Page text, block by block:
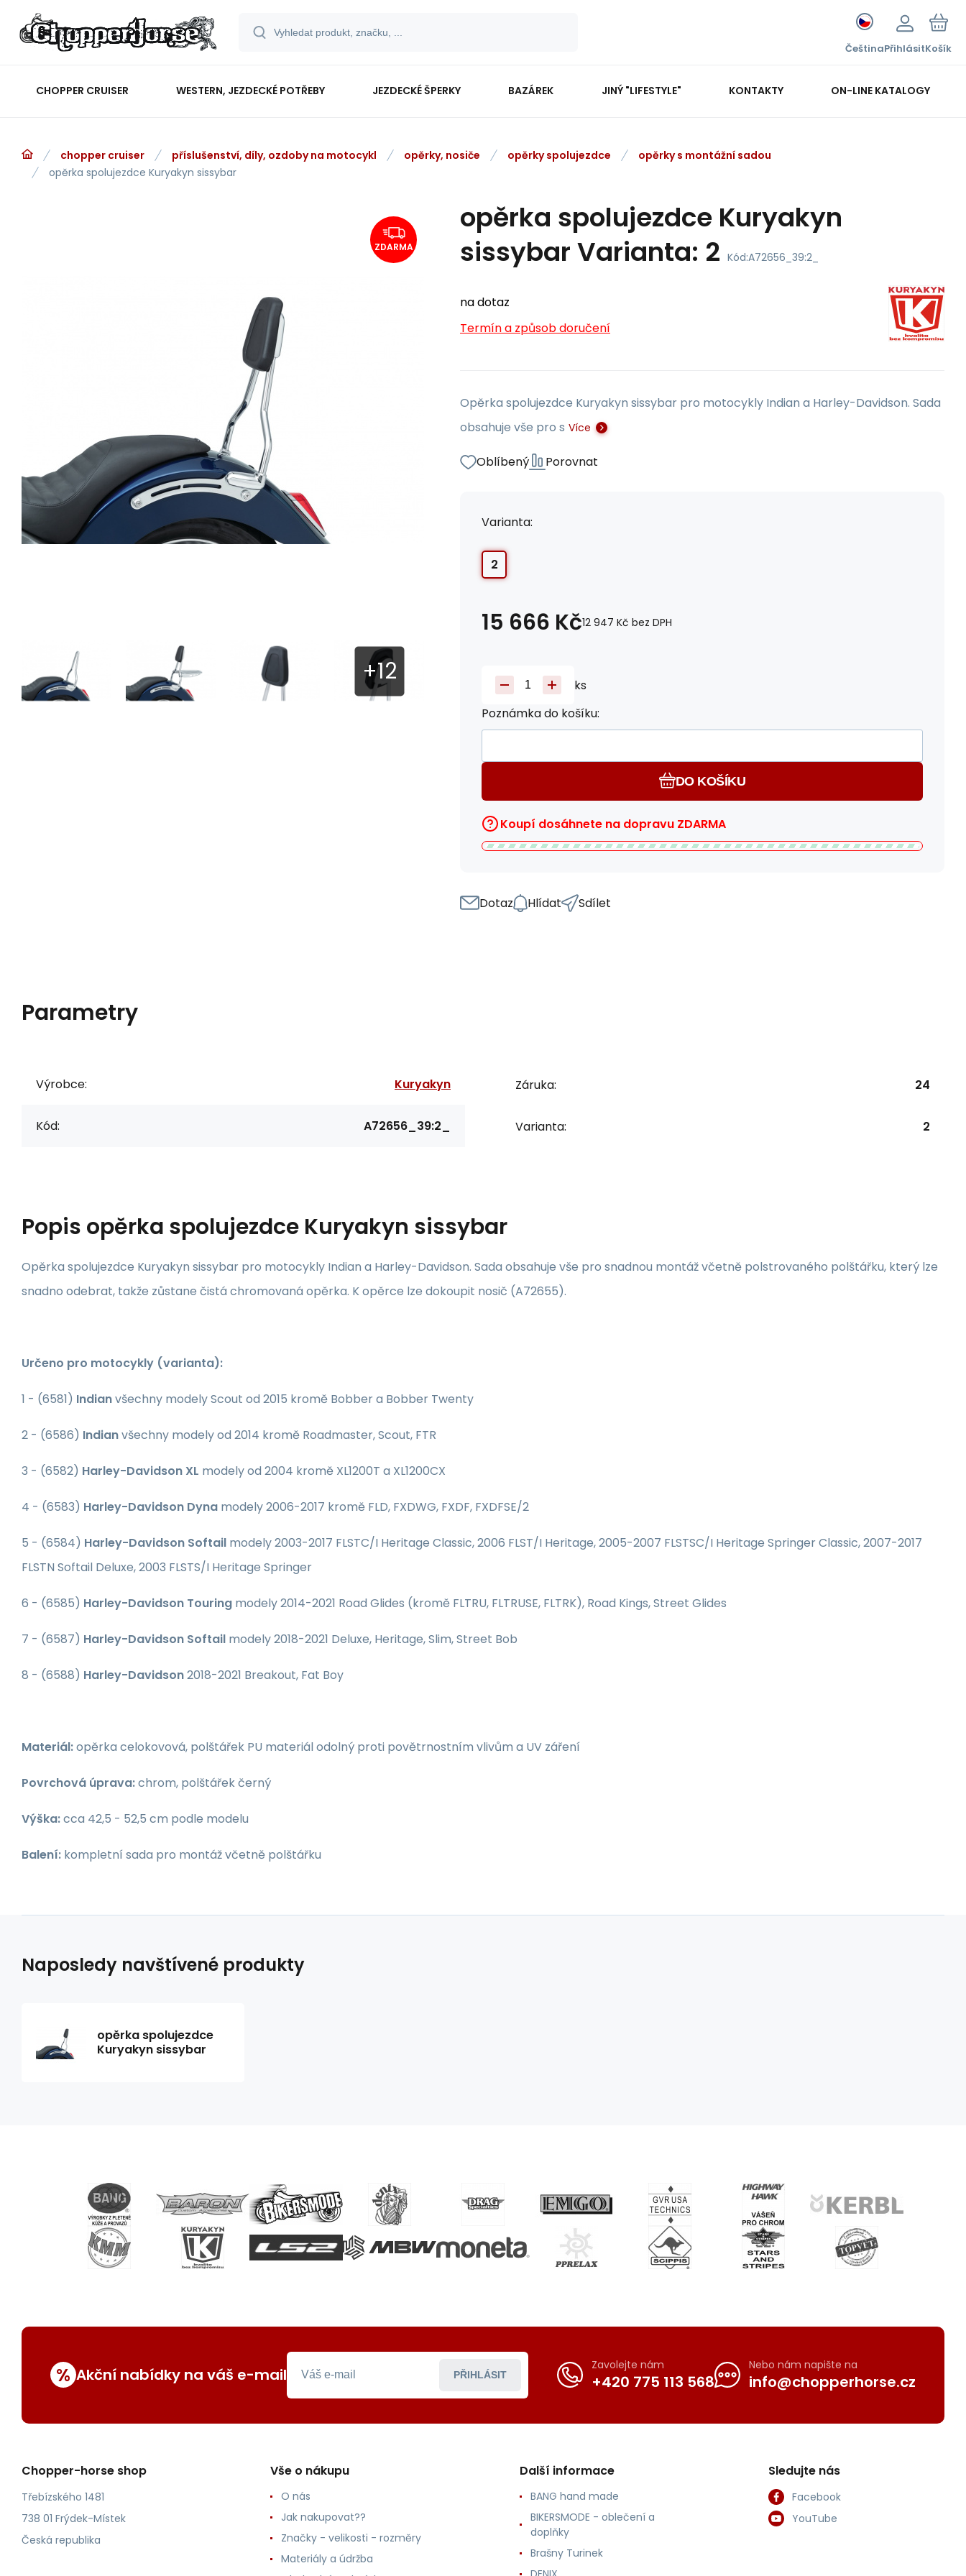
ČeštinaPřihlásitKošík
CHOPPER CRUISER WESTERN, JEZDECKÉ POTŘEBY JEZDECKÉ ŠPERKY BAZÁREK JINÝ "LIFESTYLE" KONTAKTY ON-LINE KATALOGY
chopper cruiser příslušenství, díly, ozdoby na motocykl opěrky, nosiče opěrky spolujezdce
opěrky s montážní sadou
opěrka spolujezdce Kuryakyn sissybar
ZDARMA
opěrka spolujezdce Kuryakyn
sissybar Varianta: 2 Kód:A72656_39:2_
na dotaz
Termín a způsob doručení
Opěrka spolujezdce Kuryakyn sissybar pro motocykly Indian a Harley-Davidson. Sada
obsahuje vše pro s Více
Oblíbený Porovnat
Varianta:
2
15 666 Kč12 947 Kč bez DPH
ks
Poznámka do košíku:
DO KOŠÍKU
Koupí dosáhnete na dopravu ZDARMA
Dotaz Hlídat Sdílet
Parametry
Výrobce: Kuryakyn
Kód: A72656_39:2_
Záruka: 24
Varianta: 2
Popis opěrka spolujezdce Kuryakyn sissybar
Opěrka spolujezdce Kuryakyn sissybar pro motocykly Indian a Harley-Davidson. Sada obsahuje vše pro snadnou montáž včetně polstrovaného polštářku, který lze
snadno odebrat, takže zůstane čistá chromovaná opěrka. K opěrce lze dokoupit nosič (A72655).
Určeno pro motocykly (varianta):
1 - (6581) Indianvšechny modely Scout od 2015 kromě Bobber a Bobber Twenty
2 - (6586) Indianvšechny modely od 2014 kromě Roadmaster, Scout, FTR
3 - (6582) Harley-Davidson XL modely od 2004 kromě XL1200T a XL1200CX
4 - (6583) Harley-Davidson Dyna modely 2006-2017 kromě FLD, FXDWG, FXDF, FXDFSE/2
5 - (6584) Harley-Davidson Softail modely 2003-2017 FLSTC/I Heritage Classic, 2006 FLST/I Heritage, 2005-2007 FLSTSC/I Heritage Springer Classic, 2007-2017
FLSTN Softail Deluxe, 2003 FLSTS/I Heritage Springer
6 - (6585) Harley-Davidson Touring modely 2014-2021 Road Glides (kromě FLTRU, FLTRUSE, FLTRK), Road Kings, Street Glides
7 - (6587) Harley-Davidson Softail modely 2018-2021 Deluxe, Heritage, Slim, Street Bob
8 - (6588) Harley-Davidson2018-2021 Breakout, Fat Boy
Materiál:opěrka celokovová, polštářek PU materiál odolný proti povětrnostním vlivům a UV záření
Povrchová úprava:chrom, polštářek černý
Výška:cca 42,5 - 52,5 cm podle modelu
Balení: kompletní sada pro montáž včetně polštářku
Naposledy navštívené produkty
opěrka spolujezdce
Kuryakyn sissybar
% Akční nabídky na váš e-mail PŘIHLÁSIT
Zavolejte nám
+420 775 113 568
Nebo nám napište na
info@chopperhorse.cz
Chopper-horse shop
Třebízského 1481
738 01 Frýdek-Místek
Česká republika
Vše o nákupu
O nás
Jak nakupovat??
Značky - velikosti - rozměry
Materiály a údržba
Další informace
BANG hand made
BIKERSMODE - oblečení a
doplňky
Brašny Turinek
Sledujte nás
Facebook
YouTube